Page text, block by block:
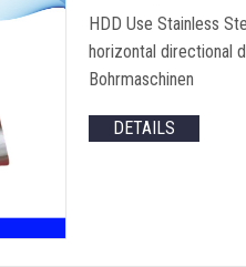
HDD Use Stainless
horizontal directional
Bohrmaschinen
DETAILS